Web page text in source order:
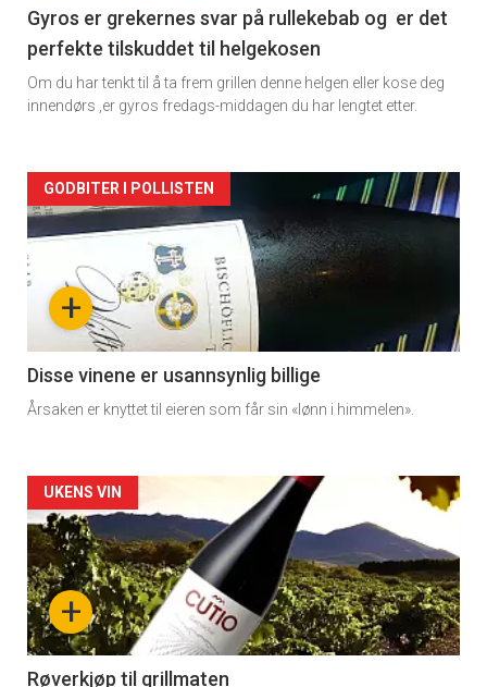
2
Gyros er grekernes svar på rullekebab og er det
perfekte tilskuddet til helgekosen
Om du har tenkt til å ta frem grillen denne helgen eller kose deg
innendørs ,er gyros fredags-middagen du har lengtet etter.
Forsiden
akkurat
nå
3
+
GODBITER I POLLISTEN
Disse vinene er usannsynlig billige
Årsaken er knyttet til eieren som får sin «lønn i himmelen».
Forsiden
akkurat
nå
-
+
UKENS VIN
Røverkjøp til grillmaten